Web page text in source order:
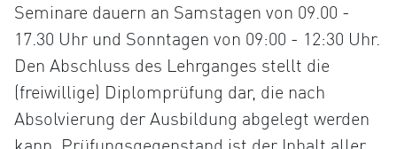
Seminare dauern an Samstagen von 09.00 -
17.30 Uhr und Sonntagen von 09:00 - 12:30 Uhr.
Den Abschluss des Lehrganges stellt die
(freiwillige) Diplomprüfung dar, die nach
Absolvierung der Ausbildung abgelegt werden